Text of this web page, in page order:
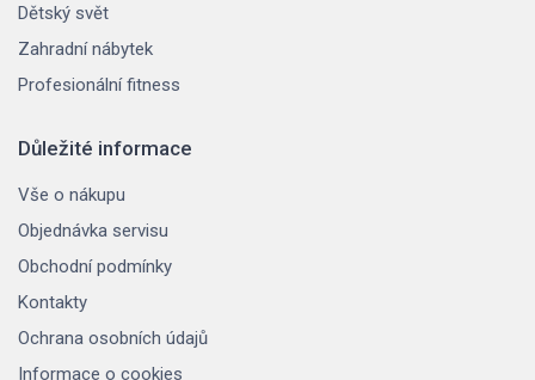
Dětský svět
Zahradní nábytek
Profesionální fitness
Důležité informace
Vše o nákupu
Objednávka servisu
Obchodní podmínky
Kontakty
Ochrana osobních údajů
Informace o cookies